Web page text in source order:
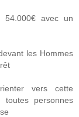
avec un
les Hommes
vers cette
toutes personnes